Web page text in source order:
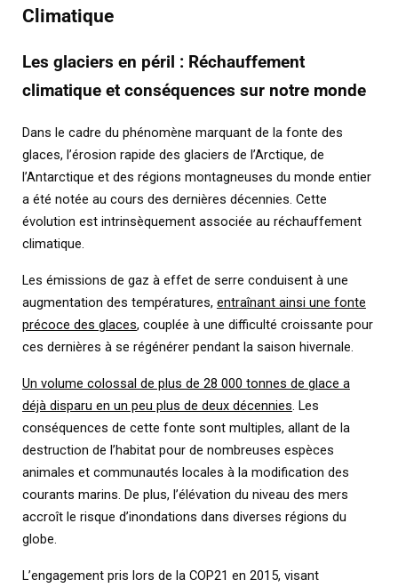
Climatique
Les glaciers en péril : Réchauffement
climatique et conséquences sur notre monde
Dans le cadre du phénomène marquant de la fonte des
glaces, l’érosion rapide des glaciers de l’Arctique, de
l’Antarctique et des régions montagneuses du monde entier
a été notée au cours des dernières décennies. Cette
évolution est intrinsèquement associée au réchauffement
climatique.
Les émissions de gaz à effet de serre conduisent à une
augmentation des températures, entraînant ainsi une fonte
précoce des glaces, couplée à une difficulté croissante pour
ces dernières à se régénérer pendant la saison hivernale.
Un volume colossal de plus de 28 000 tonnes de glace a
déjà disparu en un peu plus de deux décennies. Les
conséquences de cette fonte sont multiples, allant de la
destruction de l’habitat pour de nombreuses espèces
animales et communautés locales à la modification des
courants marins. De plus, l’élévation du niveau des mers
accroît le risque d’inondations dans diverses régions du
globe.
L’engagement pris lors de la COP21 en 2015, visant